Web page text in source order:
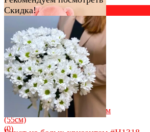
избранное сравнить
Плюшевый медведь с сердцем
(55см)
(0)
Скидка!